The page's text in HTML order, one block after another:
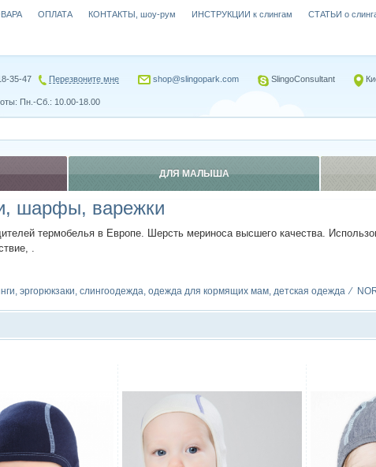
шарфы, варежки
термобелья в Европе. Шерсть мериноса высшего качества.
.
эргорюкзаки, слингоодежда, одежда для кормящих мам, детская одежда
ОПЛАТА КОНТАКТЫ, шоу-рум ИНСТРУКЦИИ к слингам СТАТЬИ о
35-47 Перезвоните мне shop@slingopark.com SlingoConsultant
Пн.-Сб.: 10.00-18.00
ДЛЯ МАЛЫША